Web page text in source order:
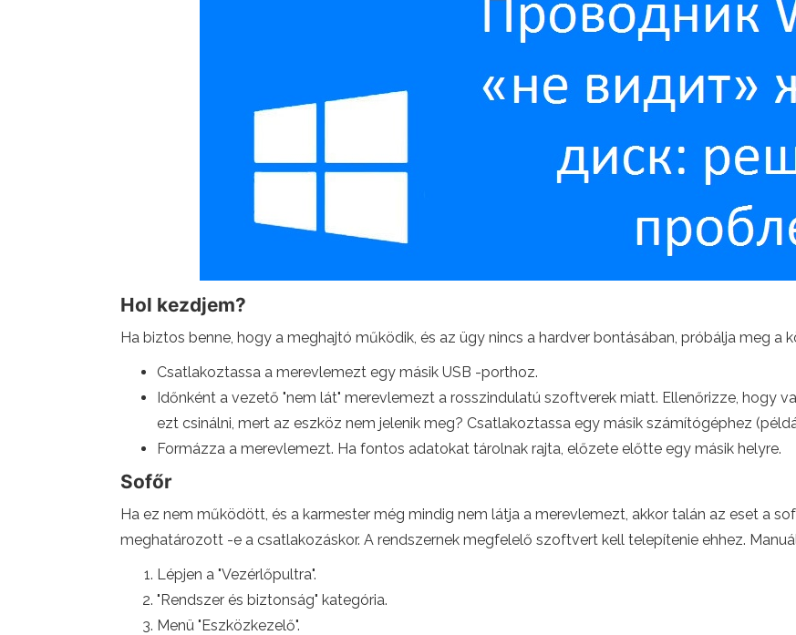
Hol kezdjem?
Ha biztos benne, hogy a meghajtó működik, és az ügy nincs a hardver bontásában, próbálja meg a
Csatlakoztassa a merevlemezt egy másik USB -porthoz.
Időnként a vezető "nem lát" merevlemezt a rosszindulatú szoftverek miatt. Ellenőrizze, hogy
ezt csinálni, mert az eszköz nem jelenik meg? Csatlakoztassa egy másik számítógéphez
Formázza a merevlemezt. Ha fontos adatokat tárolnak rajta, előzete előtte egy másik helyre.
Sofőr
Ha ez nem működött, és a karmester még mindig nem látja a merevlemezt, akkor talán az eset a
meghatározott -e a csatlakozáskor. A rendszernek megfelelő szoftvert kell telepítenie ehhez.
Lépjen a "Vezérlőpultra".
"Rendszer és biztonság" kategória.
Menü "Eszközkezelő".